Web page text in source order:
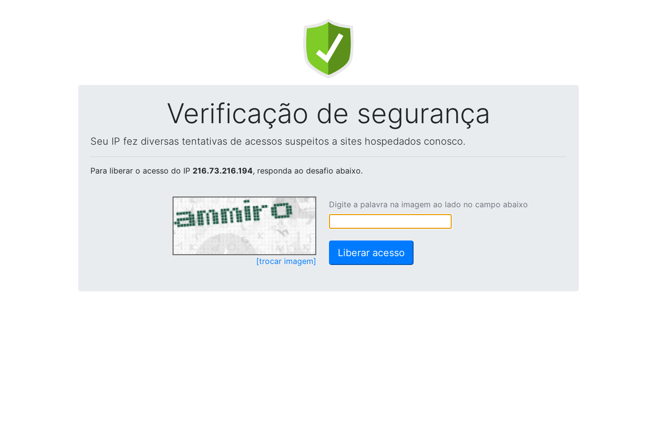
Verificação de segurança
Seu IP fez diversas tentativas de acessos suspeitos a sites hospedados conosco.
Para liberar o acesso do IP 216.73.216.194, responda ao desafio abaixo.
[trocar imagem]
Digite a palavra na imagem ao lado no campo abaixo